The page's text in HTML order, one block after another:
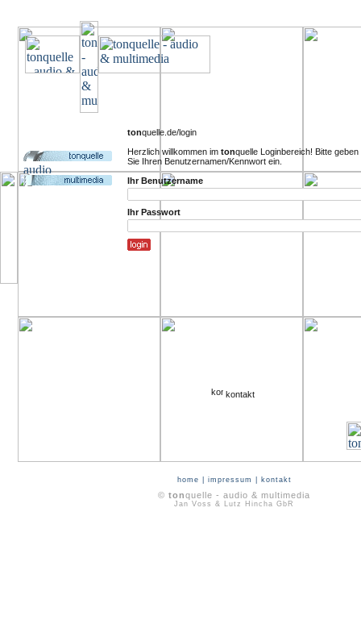
tonquelle.de/login
Herzlich willkommen im tonquelle Loginbereich! Bitte geben
Sie Ihren Benutzernamen/Kennwort ein.
Ihr Benutzername
Ihr Passwort
kontakt
home impressum kontakt
© tonquelle - audio & multimedia
Jan Voss & Lutz Hincha GbR